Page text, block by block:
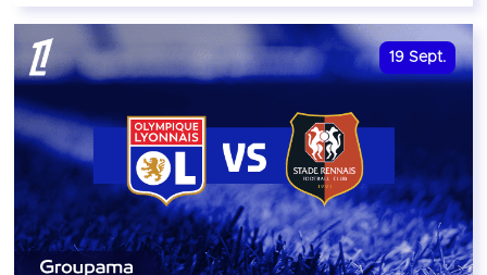
19 Sept.